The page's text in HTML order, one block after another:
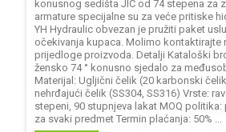
konusnog sedišta JIC od 74 stepena za
armature specijalne su za veće pritiske
YH Hydraulic obvezan je pružiti paket
očekivanja kupaca. Molimo kontaktirajte
prijedloge proizvoda. Detalji Kataloški
žensko 74 ° konusno sjedalo za
Materijal: Ugljični čelik (20 karbonski
nehrđajući čelik (SS304, SS316) Vrste:
stepeni, 90 stupnjeva lakat MOQ
za svaki predmet Termin plaćanja: 50% ...